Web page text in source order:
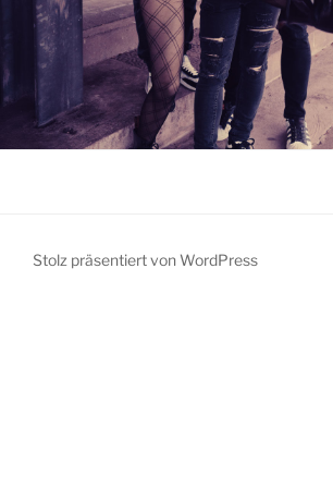
Stolz präsentiert von WordPress